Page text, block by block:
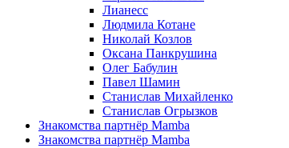
Лианесс
Людмила Котане
Николай Козлов
Оксана Панкрушина
Олег Бабулин
Павел Шамин
Станислав Михайленко
Станислав Огрызков
Знакомства партнёр Mamba
Знакомства партнёр Mamba